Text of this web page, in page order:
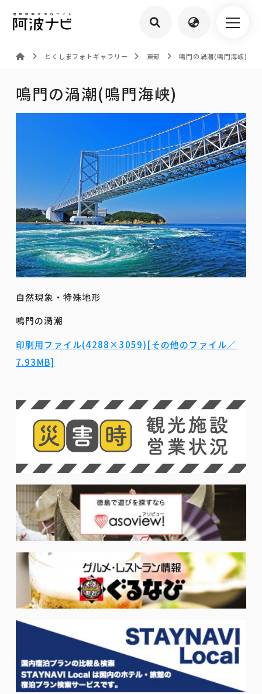
とくしまフォトギャラリー 東部 鳴門の渦潮(鳴門海峡)
鳴門の渦潮(鳴門海峡)
自然現象・特殊地形
鳴門の渦潮
印刷用ファイル(4288×3059)[その他のファイル／
7.93MB]